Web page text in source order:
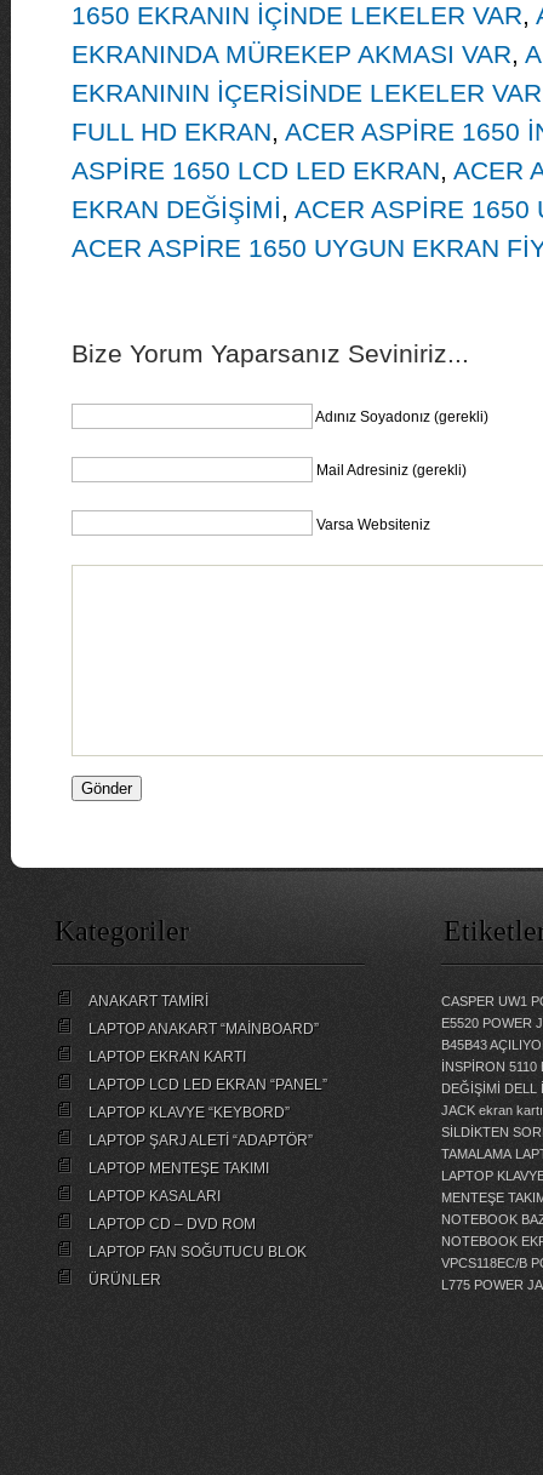
1650 EKRANIN İÇİNDE LEKELER VAR,
EKRANINDA MÜREKEP AKMASI VAR,
EKRANININ İÇERİSİNDE LEKELER VAR
FULL HD EKRAN, ACER ASPİRE 1650
ASPİRE 1650 LCD LED EKRAN, ACER
EKRAN DEĞİŞİMİ, ACER ASPİRE 1650
ACER ASPİRE 1650 UYGUN EKRAN
Bize Yorum Yaparsanız Seviniriz...
Adınız Soyadonız (gerekli)
Mail Adresiniz (gerekli)
Varsa Websiteniz
Kategoriler
ANAKART TAMİRİ
LAPTOP ANAKART “MAİNBOARD”
LAPTOP EKRAN KARTI
LAPTOP LCD LED EKRAN “PANEL”
LAPTOP KLAVYE “KEYBORD”
LAPTOP ŞARJ ALETİ “ADAPTÖR”
LAPTOP MENTEŞE TAKIMI
LAPTOP KASALARI
LAPTOP CD – DVD ROM
LAPTOP FAN SOĞUTUCU BLOK
ÜRÜNLER
CASPER UW1
E5520 POWER
B45B43
İNSPİRON
DEĞİŞİMİ
DELL
JACK ekran
SİLDİKTEN
TAMALAMA
LAPTOP
MENTEŞE
NOTEBOOK
NOTEBOOK
VPCS118EC/B
L775 POWER